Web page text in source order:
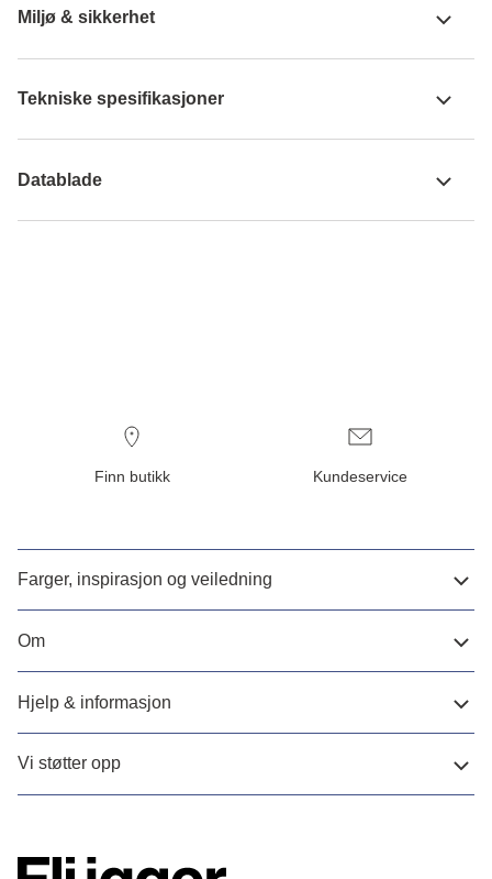
Miljø & sikkerhet
Tekniske spesifikasjoner
Datablade
Finn butikk Kundeservice
Farger, inspirasjon og veiledning
Om
Hjelp & informasjon
Vi støtter opp